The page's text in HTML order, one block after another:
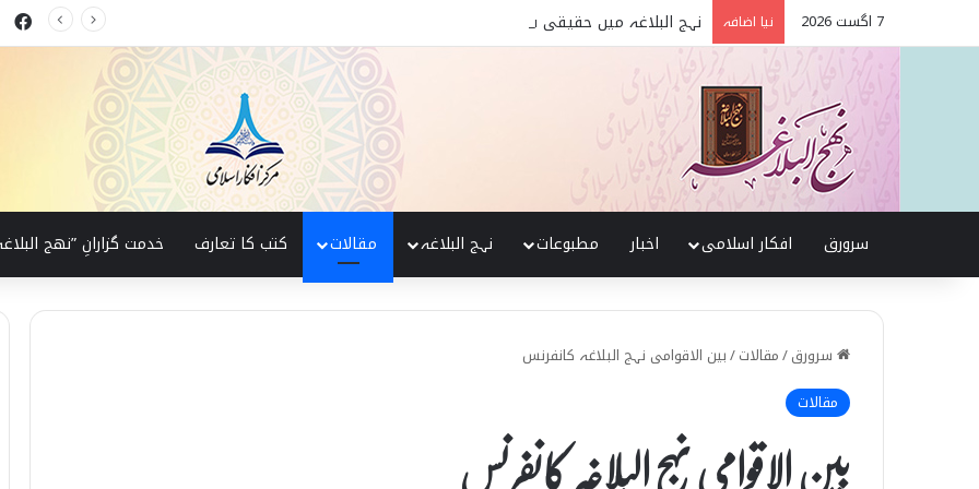
7 اگست 2026 نیا اضافہ نہج البلاغہ میں حقیقی شیعہ کی پہچان
سرورق افکار اسلامی اخبار مطبوعات نہج البلاغہ مقالات کتب کا تعارف خدمت گزارانِ ”نھج
سرورق/مقالات/بین الاقوامی نہج البلاغہ کانفرنس
مقالات